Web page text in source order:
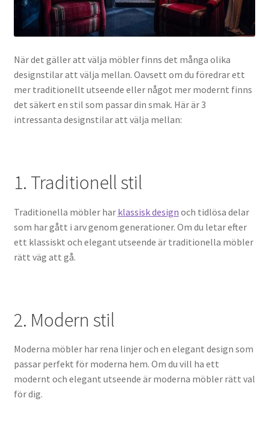
När det gäller att välja möbler finns det många olika
designstilar att välja mellan. Oavsett om du föredrar ett
mer traditionellt utseende eller något mer modernt finns
det säkert en stil som passar din smak. Här är 3
intressanta designstilar att välja mellan:
1. Traditionell stil
Traditionella möbler har klassisk design och tidlösa delar
som har gått i arv genom generationer. Om du letar efter
ett klassiskt och elegant utseende är traditionella möbler
rätt väg att gå.
2. Modern stil
Moderna möbler har rena linjer och en elegant design som
passar perfekt för moderna hem. Om du vill ha ett
modernt och elegant utseende är moderna möbler rätt val
för dig.